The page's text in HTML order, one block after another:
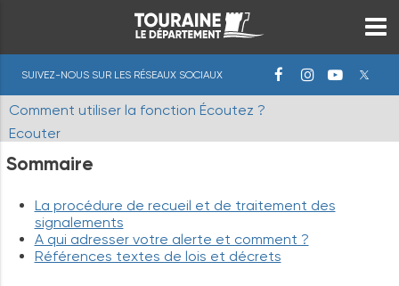
SUIVEZ-NOUS SUR LES RÉSEAUX SOCIAUX
Comment utiliser la fonction Écoutez ?
Ecouter
Sommaire
La procédure de recueil et de traitement des
signalements
A qui adresser votre alerte et comment ?
Références textes de lois et décrets